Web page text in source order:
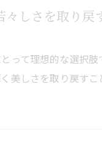
々しさを取り戻
って理想的な選択肢
美しさを取り戻す